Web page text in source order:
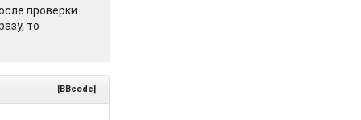
проверки
то
[BBcode]